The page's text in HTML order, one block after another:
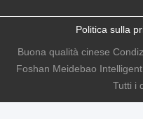
Politica sulla
Buona qualità cinese
Foshan Meidebao
Tutti i